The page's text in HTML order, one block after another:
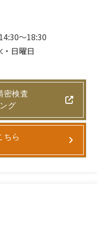
〜18:30
日曜日
密検査
グ
ちら